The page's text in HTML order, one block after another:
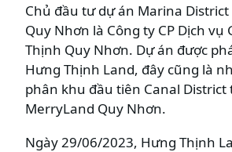
Chủ đầu tư dự án Marina
Quy Nhơn là Công ty CP Dịch vụ
Thịnh Quy Nhơn. Dự án được
Hưng Thịnh Land, đây cũng là
phân khu đầu tiên Canal District
MerryLand Quy Nhơn.
Ngày 29/06/2023, Hưng Thịnh